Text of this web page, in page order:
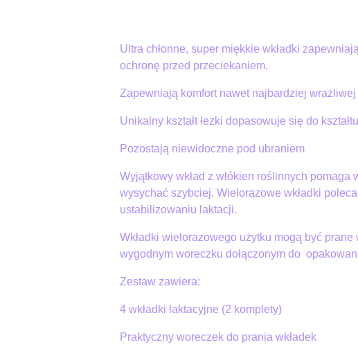
Ultra chłonne, super miękkie wkładki
ochronę przed przeciekaniem.
Zapewniają komfort nawet najbardziej wrażliwej
Unikalny kształt łezki dopasowuje się do
Pozostają niewidoczne pod ubraniem
Wyjątkowy wkład z włókien roślinnych pomaga
wysychać szybciej. Wielorazowe wkładki
ustabilizowaniu laktacji.
Wkładki wielorazowego użytku mogą być prane
wygodnym woreczku dołączonym do
Zestaw zawiera:
4 wkładki laktacyjne (2 komplety)
Praktyczny woreczek do prania wkładek